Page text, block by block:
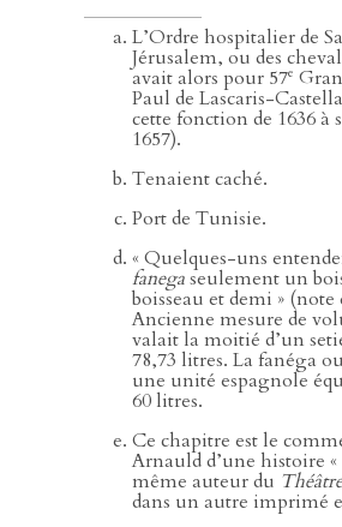
L’Ordre hospitalier de
Jérusalem, ou des
avait alors pour 57e
Paul de Lascaris-
cette fonction de 1636 à
1657).
Tenaient caché.
Port de Tunisie.
« Quelques-uns
fanegaseulement un
boisseau et demi » (note
Ancienne mesure de
valait la moitié d’un
78,73 litres. La fanéga
une unité espagnole
60 litres.
Ce chapitre est le
Arnauld d’une histoire
même auteur du
dans un autre imprimé